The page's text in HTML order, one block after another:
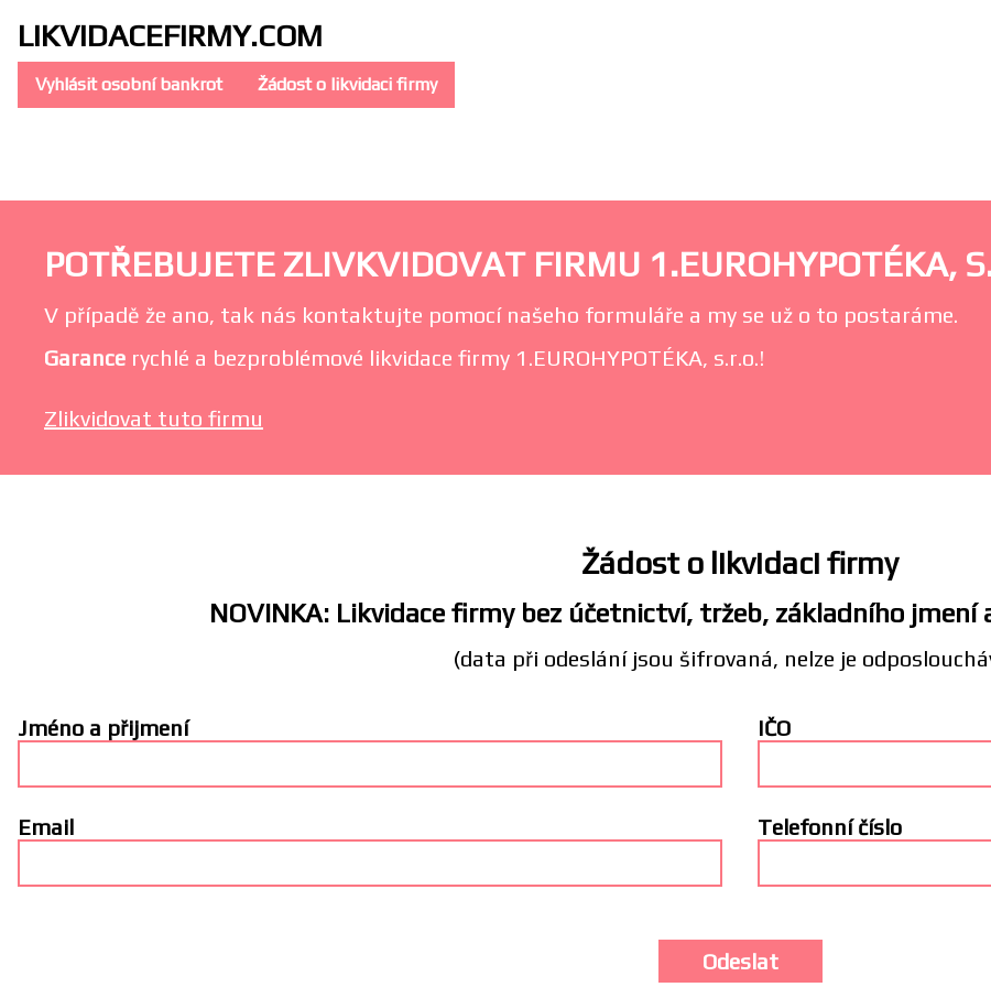
LIKVIDACEFIRMY.COM
Vyhlásit osobní bankrot Žádost o likvidaci firmy
POTŘEBUJETE ZLIVKVIDOVAT FIRMU 1.EUROHYPOTÉKA,
V případě že ano, tak nás kontaktujte pomocí našeho formuláře a my se už o to postaráme.
Garance rychlé a bezproblémové likvidace firmy 1.EUROHYPOTÉKA, s.r.o.!
Zlikvidovat tuto firmu
Žádost o likvidaci firmy
NOVINKA: Likvidace firmy bez účetnictví, tržeb, základního jmení
(data při odeslání jsou šifrovaná, nelze je
Jméno a přijmení IČO
Email Telefonní číslo
Odeslat